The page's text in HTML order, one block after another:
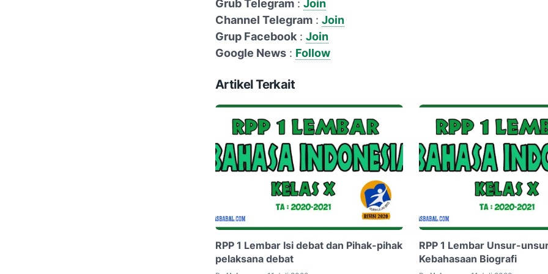
Grub Telegram : Join
Channel Telegram : Join
Grup Facebook : Join
Google News : Follow
Artikel Terkait
RPP 1 Lembar Isi debat dan Pihak-pihak
pelaksana debat
RPP 1 Lembar Unsur-
Kebahasaan Biografi